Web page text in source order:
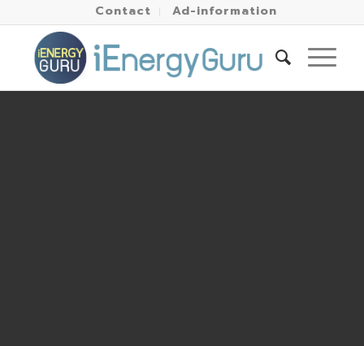
Contact Ad-information